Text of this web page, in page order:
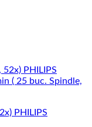
PHILIPS